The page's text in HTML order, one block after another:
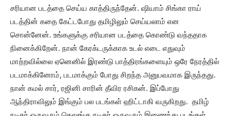
சரியான படத்தை செய்ய காத்திருந்தேன். ஷியாம் சிங்கா ராய்
படத்தின் கதை கேட்டபோது தமிழிலும் செய்யலாம் என
சொன்னேன். உங்களுக்கு சரியான படத்தை கொண்டு வந்ததாக
நினைக்கிறேன். நான் கேரக்டருக்காக உடல் எடை எதுவும்
மாற்றவில்லை ஏனெனில் இரண்டு பாத்திரங்களையும் ஒரே நேரத்தில்
படமாக்கினோம், படமாக்கும் போது சிறந்த அனுபவமாக இருந்தது.
நான் கமல் சார், ரஜினி சாரின் தீவிர ரசிகன். இப்போது
ஆந்திராவிலும் இங்கும் பல படங்கள் ஹிட்டாகி வருகிறது. தமிழ்